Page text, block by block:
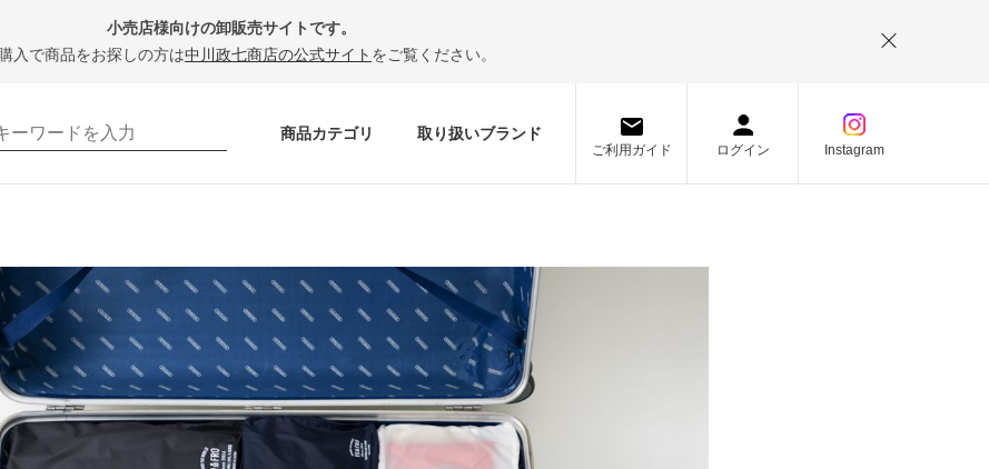
小売店様向けの卸販売サイトです。
入で商品をお探しの方は中川政七商店の公式サイト をご覧ください。
商品カテゴリ 取り扱いブランド
ご利用ガイド ログイン Instagram